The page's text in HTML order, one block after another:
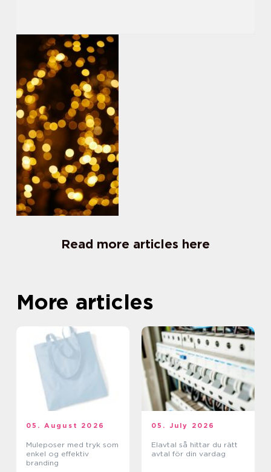
Read more articles here
More articles
05. August 2026
Muleposer med tryk som
enkel og effektiv
branding
05. July 2026
Elavtal så hittar du rätt
avtal för din vardag